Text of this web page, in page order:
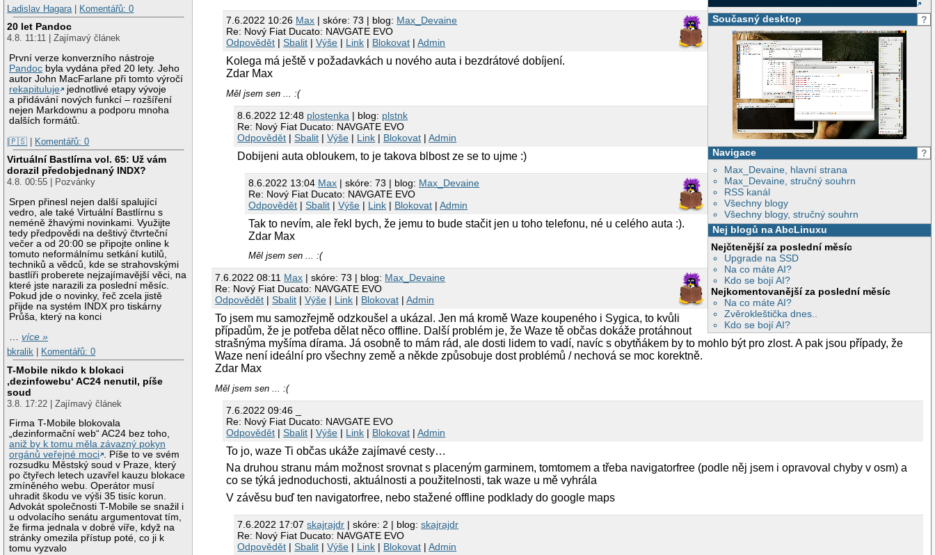
Ladislav Hagara | Komentářů: 0
20 let Pandoc
4.8. 11:11 | Zajímavý článek
První verze konverzního nástroje
Pandoc byla vydána před 20 lety. Jeho
autor John MacFarlane při tomto výročí
rekapituluje
jednotlivé etapy vývoje
a přidávání nových funkcí – rozšíření
nejen Markdownu a podporu mnoha
dalších formátů.
|🇵🇸 | Komentářů: 0
Virtuální Bastlírna vol. 65: Už vám
dorazil předobjednaný INDX?
4.8. 00:55 | Pozvánky
Srpen přinesl nejen další spalující
vedro, ale také Virtuální Bastlírnu s
neméně žhavými novinkami. Využijte
tedy předpovědi na deštivý čtvrteční
večer a od 20:00 se připojte online k
tomuto neformálnímu setkání kutilů,
techniků a vědců, kde se strahovskými
bastlíři proberete nejzajímavější věci, na
které jste narazili za poslední měsíc.
Pokud jde o novinky, řeč zcela jistě
přijde na systém INDX pro tiskárny
Průša, který na konci
…více »
bkralik
Komentářů: 0
T-Mobile nikdo k blokaci
‚dezinfowebu‘ AC24 nenutil, píše
soud
3.8. 17:22 | Zajímavý článek
Firma T-Mobile blokovala
„dezinformační web“ AC24 bez toho,
aniž by k tomu měla závazný pokyn
orgánů veřejné moci . Píše to ve svém
rozsudku Městský soud v Praze, který
po čtyřech letech uzavřel kauzu blokace
zmíněného webu. Operátor musí
uhradit škodu ve výši 35 tisíc korun.
Advokát společnosti T-Mobile se snažil i
u odvolacího senátu argumentovat tím,
že firma jednala v dobré víře, když na
stránky omezila přístup poté, co ji k
tomu vyzvalo
?
Současný desktop
?
Navigace
Max_Devaine, hlavní strana
Max_Devaine, stručný souhrn
RSS kanál
Všechny blogy
Všechny blogy, stručný souhrn
Nej blogů na AbcLinuxu
Nejčtenější za poslední měsíc
Upgrade na SSD
Na co máte AI?
Kdo se bojí AI?
Nejkomentovanější za poslední měsíc
Na co máte AI?
Zvěrokleštička dnes..
Kdo se bojí AI?
7.6.2022 10:26 Max | skóre: 73 | blog: Max_Devaine
Re: Nový Fiat Ducato: NAVGATE EVO
Odpovědět |Sbalit |Výše | Link | Blokovat |Admin
Kolega má ještě v požadavkách u nového auta i bezdrátové dobíjení.
Zdar Max
Měl jsem sen ... :(
8.6.2022 12:48 plostenka | blog: plstnk
Re: Nový Fiat Ducato: NAVGATE EVO
Odpovědět |Sbalit |Výše | Link | Blokovat |Admin
Dobijeni auta obloukem, to je takova blbost ze se to ujme :)
8.6.2022 13:04 Max | skóre: 73 | blog: Max_Devaine
Re: Nový Fiat Ducato: NAVGATE EVO
Odpovědět |Sbalit |Výše | Link | Blokovat |Admin
Tak to nevím, ale řekl bych, že jemu to bude stačit jen u toho telefonu, né u celého auta :).
Zdar Max
Měl jsem sen ... :(
7.6.2022 08:11 Max | skóre: 73 | blog: Max_Devaine
Re: Nový Fiat Ducato: NAVGATE EVO
Odpovědět |Sbalit |Výše | Link | Blokovat |Admin
To jsem mu samozřejmě odzkoušel a ukázal. Jen má kromě Waze koupeného i Sygica, to kvůli
případům, že je potřeba dělat něco offline. Další problém je, že Waze tě občas dokáže protáhnout
strašnýma myšíma dírama. Já osobně to mám rád, ale dosti lidem to vadí, navíc s obytňákem by to mohlo být pro zlost. A pak jsou případy, že
Waze není ideální pro všechny země a někde způsobuje dost problémů / nechová se moc korektně.
Zdar Max
Měl jsem sen ... :(
7.6.2022 09:46 _
Re: Nový Fiat Ducato: NAVGATE EVO
Odpovědět |Sbalit |Výše | Link | Blokovat |Admin
To jo, waze Ti občas ukáže zajímavé cesty…
Na druhou stranu mám možnost srovnat s placeným garminem, tomtomem a třeba navigatorfree (podle něj jsem i opravoval chyby v osm) a
co se týká jednoduchosti, aktuálnosti a použitelnosti, tak waze u mě vyhrála
V závěsu buď ten navigatorfree, nebo stažené offline podklady do google maps
7.6.2022 17:07skajrajdr | skóre: 2 | blog:skajrajdr
Re: Nový Fiat Ducato: NAVGATE EVO
Odpovědět |Sbalit |Výše | Link | Blokovat |Admin